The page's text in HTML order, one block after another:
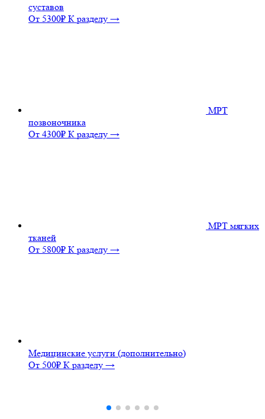
суставов
От 5300₽ К разделу →
МРТ
позвоночника
От 4300₽ К разделу →
МРТ мягких
тканей
От 5800₽ К разделу →
Медицинские услуги (дополнительно)
От 500₽ К разделу →